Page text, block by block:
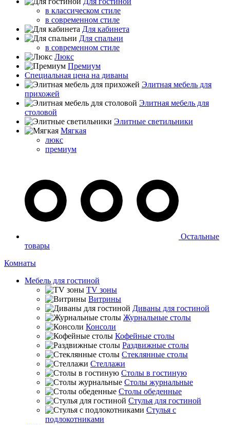
в классическом стиле
в современном стиле
Для кабинета
Для спальни
в современном стиле
Люкс
Премиум
Специальная цена на диваны
Элитная мебель для
прихожей
Элитная мебель для
столовой
Элитные светильники
Мягкая
люкс
премиум
Остальные
товары
Комнаты
Мебель для гостиной
TV зоны
Витрины
Диваны для гостиной
Журнальные столы
Консоли
Кофейные столы
Раздвижные столы
Стеклянные столы
Стеллажи
Столы в гостиную
Столы журнальные
Столы обеденные
Стулья для гостиной
Стулья с
подлокотниками